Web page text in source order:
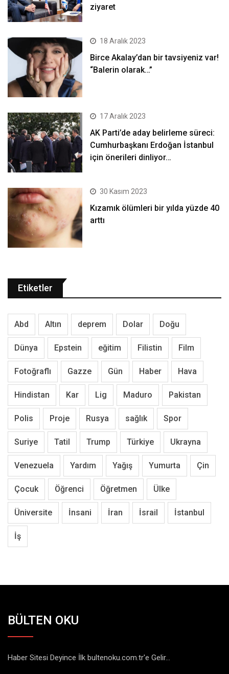
ziyaret
18 Aralık 2023
Birce Akalay’dan bir tavsiyeniz var!
“Balerin olarak…”
17 Aralık 2023
AK Parti’de aday belirleme süreci:
Cumhurbaşkanı Erdoğan İstanbul
için önerileri dinliyor…
30 Kasım 2023
Kızamık ölümleri bir yılda yüzde 40
arttı
Etiketler
Abd Altın deprem Dolar Doğu
Dünya Epstein eğitim Filistin Film
Fotoğraflı Gazze Gün Haber Hava
Hindistan Kar Lig Maduro Pakistan
Polis Proje Rusya sağlık Spor
Suriye Tatil Trump Türkiye Ukrayna
Venezuela Yardım Yağış Yumurta Çin
Çocuk Öğrenci Öğretmen Ülke
Üniversite İnsani İran İsrail İstanbul
İş
BÜLTEN OKU
Haber Sitesi Deyince İlk bultenoku.com.tr'e Gelir...